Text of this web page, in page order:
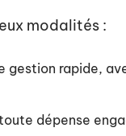
modalités :
gestion rapide,
dépense